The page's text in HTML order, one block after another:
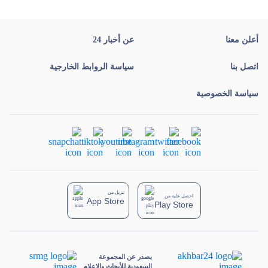
يصدر عن المجموعة
السعودية للأبحاث والإعلام
أعلن معنا عن أخبار 24
اتصل بنا سياسة الروابط الخارجية
سياسة الخصوصية
تنزيل من
App Store
احصل عليه من
Play Store